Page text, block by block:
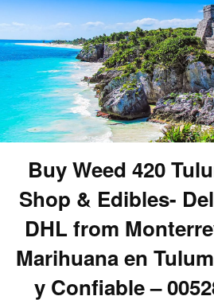
Buy Weed 420
Shop & Edibles-
DHL from
Marihuana en
y Confiable –